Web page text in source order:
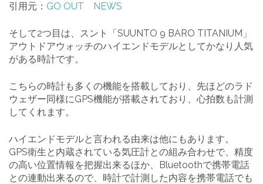
引用元： GO OUT NEWS
そして2つ目は、スント「SUUNTO 9 BARO TITANIUM」
アウトドアウォッチのハイエンドモデルとしてかなり人気
がある時計です。
こちらの時計も多くの機能を搭載しており、先ほどのラド
ウェザー同様にGPS機能が搭載されており、心拍数も計測
してくれます。
ハイエンドモデルと言われる由来は他にもあります。
GPS衛生と内蔵されている気圧計との組み合わせで、精度
の高い位置情報を把握出来るほか、Bluetoothで携帯電話
との連動出来るので、時計で計測した内容を携帯電話でも